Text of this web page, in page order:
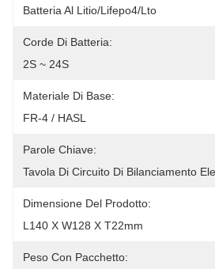
Batteria Al Litio/Lifepo4/Lto
Corde Di Batteria:
2S ~ 24S
Materiale Di Base:
FR-4 / HASL
Parole Chiave:
Tavola Di Circuito Di Bilanciamento
Dimensione Del Prodotto:
L140 X W128 X T22mm
Peso Con Pacchetto: